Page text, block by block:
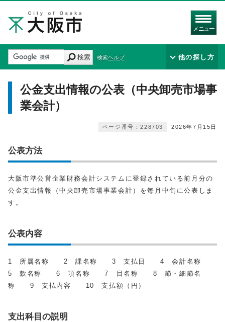
メニュー
検索 検索ヘルプ 他の探し方
公金支出情報の公表（中央卸売市場事
業会計）
2026年7月15日
ページ番号：228703
公表方法
大阪市準公営企業財務会計システムに登録されている前月分の
公金支出情報（中央卸売市場事業会計）を毎月中旬に公表しま
す。
公表内容
1 所属名称 2 課名称 3 支払日 4 会計名称
5 款名称 6 項名称 7 目名称 8 節・細節名
称 9 支払内容 10 支払額（円）
支出科目の説明